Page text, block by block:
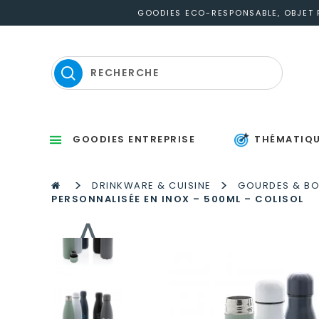
GOODIES ECO-RESPONSABLE,
GOODIES ENTREPRISE
> DRINKWARE & CUISINE > GOURDES &
PERSONNALISÉE EN INOX – 500ML – COLISOL